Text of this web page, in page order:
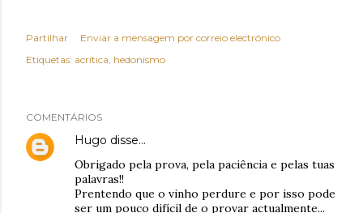
Partilhar
Enviar a mensagem por correio electrónico
Etiquetas: acrítica hedonismo
COMENTÁRIOS
Hugo disse…
Obrigado pela prova, pela paciência e pelas tuas
palavras!!
Prentendo que o vinho perdure e por isso pode
ser um pouco difícil de o provar actualmente...